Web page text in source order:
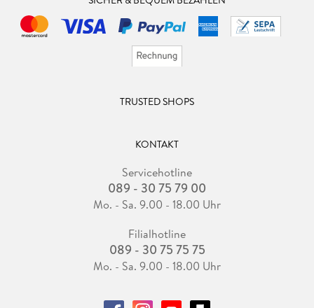
TRUSTED SHOPS
KONTAKT
Servicehotline
089 - 30 75 79 00
Mo. - Sa. 9.00 - 18.00 Uhr
Filialhotline
089 - 30 75 75 75
Mo. - Sa. 9.00 - 18.00 Uhr